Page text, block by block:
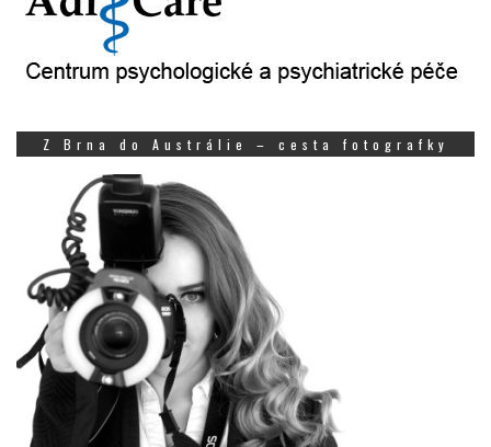
Z Brna do Austrálie – cesta fotografky